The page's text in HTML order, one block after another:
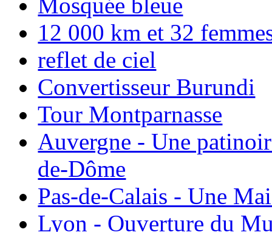
12 000 km et 32
reflet de ciel
Convertisseur Burundi
Tour Montparnasse
Auvergne - Une
de-Dôme
Pas-de-Calais - Une
Lyon - Ouverture du